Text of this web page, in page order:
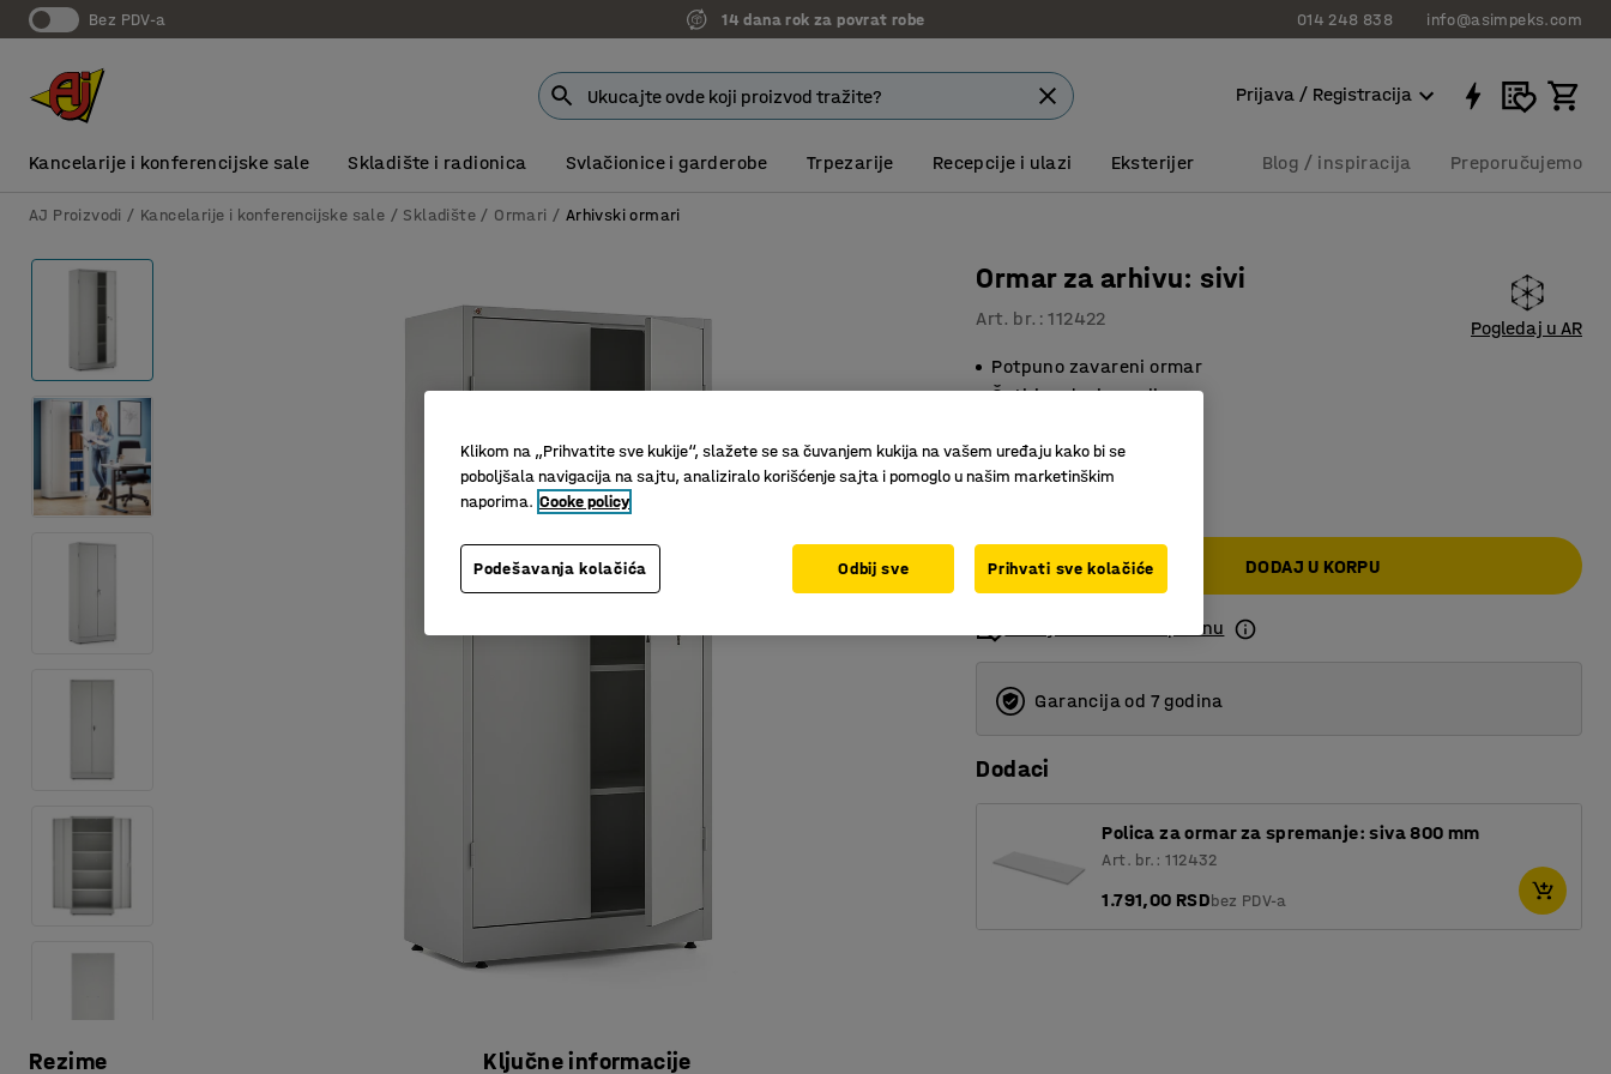
bez PDV-a 14 dana rok za povrat robe 014 248 838 info@asimpeks.com
Prijava / Registracija
Kancelarije i konferencijske sale Skladište i radionica Svlačionice i garderobe Trpezarije Recepcije i ulazi Eksterijer Blog / inspiracija Preporučujemo
AJ Proizvodi Kancelarije i konferencijske sale Skladište Ormari Arhivski ormari
Rezime Ključne informacije
Ormar za arhivu: sivi
Art. br. :112422
Pogledaj u AR
Potpuno zavareni ormar
Četiri podesive police
53.401,00 RSD
DODAJ U KORPU
Dodaj na listu za kupovinu
Garancija od 7 godina
Dodaci
Polica za ormar za spremanje: siva 800 mm
Art. br.: 112432
1.791,00 RSDbez PDV-a
Klikom na „Prihvatite sve kukije“, slažete se sa čuvanjem kukija na vašem uređaju kako bi se
poboljšala navigacija na sajtu, analiziralo korišćenje sajta i pomoglo u našim marketinškim
naporima. Cooke policy
Podešavanja kolačića Odbij sve Prihvati sve kolačiće